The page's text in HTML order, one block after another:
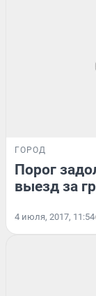
ГОРОД
Порог
выезд за
4 июля, 2017, 11:54